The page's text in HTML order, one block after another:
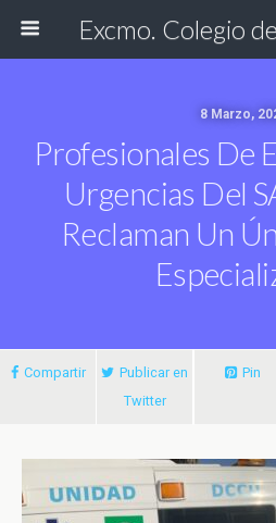
8 Marzo,
Profesionales De
Urgencias Del
Reclaman Un
Compartir
Publicar en
Twitter
Pin